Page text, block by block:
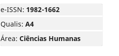
e-ISSN: 1982-1662
Qualis: A4
Área: Ciências Humanas